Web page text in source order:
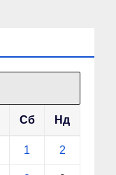
Сб Нд
1 2